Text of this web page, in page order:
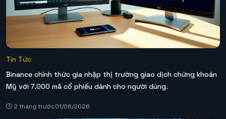
Tin Tức
Binance chính thức gia nhập thị trường giao dịch chứng khoán
Mỹ với 7.000 mã cổ phiếu dành cho người dùng.
2 tháng trước01/06/2026